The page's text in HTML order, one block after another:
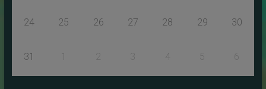
24 25 26 27 28 29 30
31 2 3 5 6